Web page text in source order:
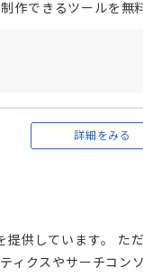
作できるツールを無
で、求職者に応募し
詳細をみる
供しています。 ただ
ィクスやサーチコン